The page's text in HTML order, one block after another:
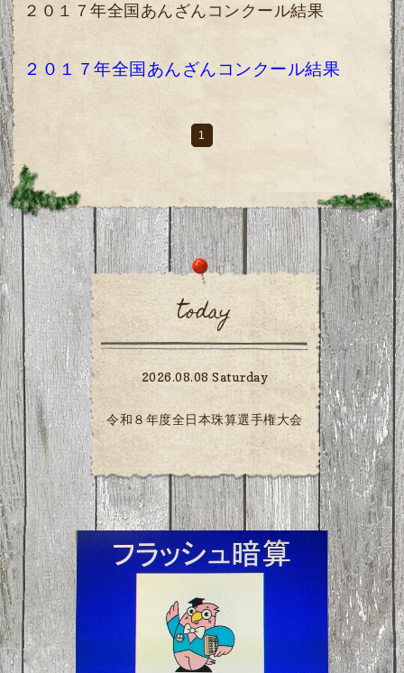
２０１７年全国あんざんコンクール結果
２０１７年全国あんざんコンクール結果
1
today
2026.08.08 Saturday
令和８年度全日本珠算選手権大会